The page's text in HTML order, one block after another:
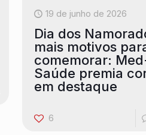
19 de junho de 2026
Dia dos
mais motivos
comemorar:
Saúde premia
em destaque
6